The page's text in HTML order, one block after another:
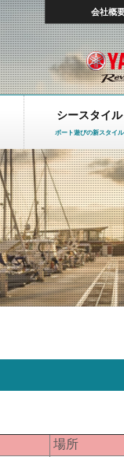
会社概
シースタイル
ボート遊びの新スタイル
場所